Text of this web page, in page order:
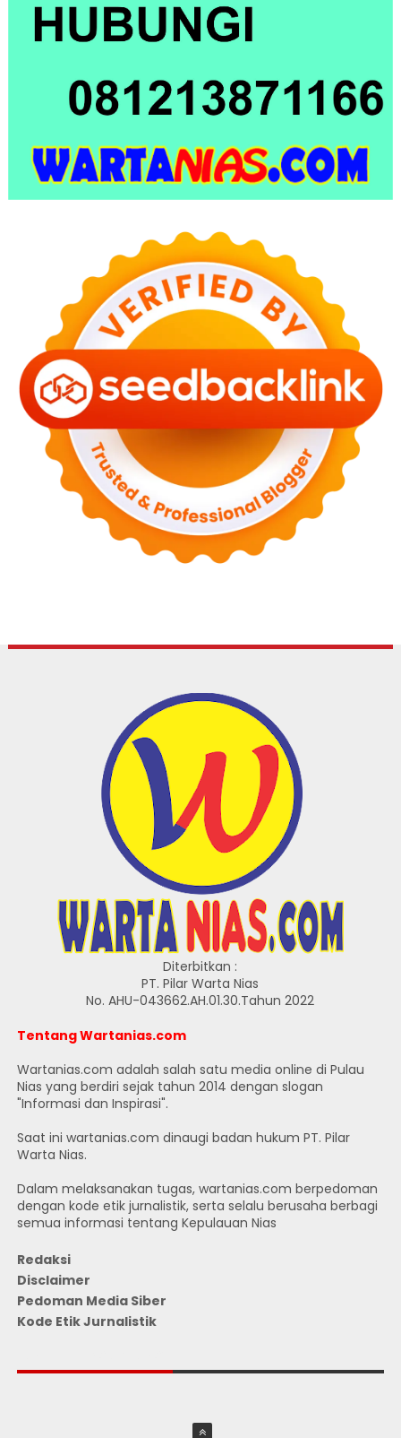
Diterbitkan :
PT. Pilar Warta Nias
No. AHU-043662.AH.01.30.Tahun 2022
Tentang Wartanias.com
Wartanias.com adalah salah satu media online di Pulau
Nias yang berdiri sejak tahun 2014 dengan slogan
"Informasi dan Inspirasi".
Saat ini wartanias.com dinaugi badan hukum PT. Pilar
Warta Nias.
Dalam melaksanakan tugas, wartanias.com berpedoman
dengan kode etik jurnalistik, serta selalu berusaha berbagi
semua informasi tentang Kepulauan Nias
Redaksi
Disclaimer
Pedoman Media Siber
Kode Etik Jurnalistik